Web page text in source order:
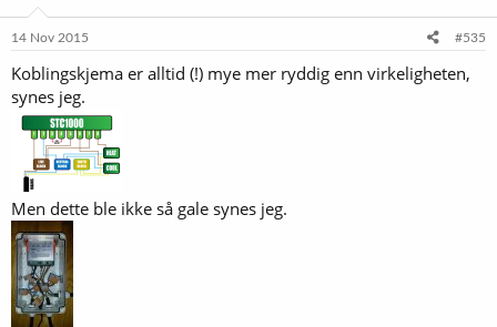
14 Nov 2015 #535
Koblingskjema er alltid (!) mye mer ryddig enn virkeligheten,
synes jeg.
Men dette ble ikke så gale synes jeg.